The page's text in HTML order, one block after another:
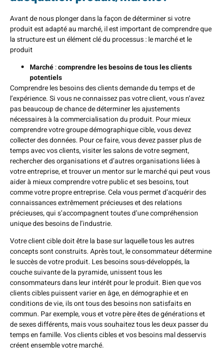
Avant de nous plonger dans la façon de déterminer si votre
produit est adapté au marché, il est important de comprendre que
la structure est un élément clé du processus : le marché et le
produit
Marché:comprendre les besoins de tous les clients
potentiels
Comprendre les besoins des clients demande du temps et de
l’expérience. Si vous ne connaissez pas votre client, vous n’avez
pas beaucoup de chance de déterminer les ajustements
nécessaires à la commercialisation du produit. Pour mieux
comprendre votre groupe démographique cible, vous devez
collecter des données. Pour ce faire, vous devez passer plus de
temps avec vos clients, visiter les salons de votre segment,
rechercher des organisations et d’autres organisations liées à
votre entreprise, et trouver un mentor sur le marché qui peut vous
aider à mieux comprendre votre public et ses besoins, tout
comme votre propre entreprise. Cela vous permet d’acquérir des
connaissances extrêmement précieuses et des relations
précieuses, qui s’accompagnent toutes d’une compréhension
unique des besoins de l’industrie.
Votre client cible doit être la base sur laquelle tous les autres
concepts sont construits. Après tout, le consommateur détermine
le succès de votre produit. Les besoins sous-développés, la
couche suivante de la pyramide, unissent tous les
consommateurs dans leur intérêt pour le produit. Bien que vos
clients cibles puissent varier en âge, en démographie et en
conditions de vie, ils ont tous des besoins non satisfaits en
commun. Par exemple, vous et votre père êtes de générations et
de sexes différents, mais vous souhaitez tous les deux passer du
temps en famille. Vos clients cibles et vos besoins mal desservis
créent ensemble votre marché.